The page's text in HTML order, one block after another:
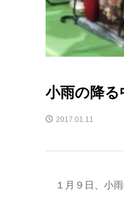
小雨の降
2017.01.11
１月９日、小雨